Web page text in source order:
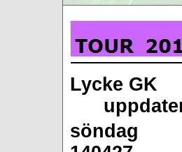
Lycke GK
söndag